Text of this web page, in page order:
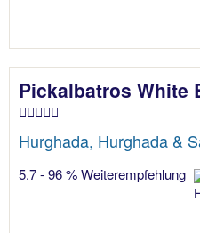
Pickalbatros White
Hurghada, Hurghada &
5.7 - 96 % Weiterempfehlung